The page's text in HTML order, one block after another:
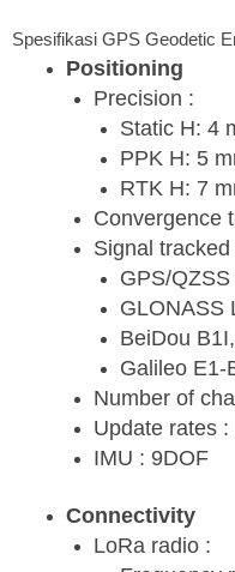
Spesifikasi GPS Geodetic
Positioning
Precision :
Static H: 4
PPK H: 5
RTK H: 7
Convergence
Signal tracked
GPS/
GLONASS
BeiDou
Galileo E1-
Number of
Update rates
IMU : 9DOF
Connectivity
LoRa radio :